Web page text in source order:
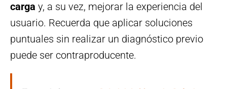
carga y, a su vez, mejorar la experiencia del
usuario. Recuerda que aplicar soluciones
puntuales sin realizar un diagnóstico previo
puede ser contraproducente.